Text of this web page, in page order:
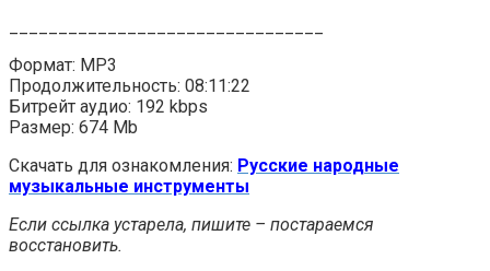
Формат: MP3
Продолжительность: 08:11:22
Битрейт аудио: 192 kbps
Размер: 674 Mb
Скачать для ознакомления: Русские народные
музыкальные инструменты
Если ссылка устарела, пишите – постараемся
восстановить.